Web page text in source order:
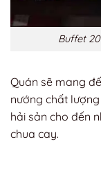
Buffet
Quán sẽ mang
nướng chất
hải sản cho đến
chua cay.